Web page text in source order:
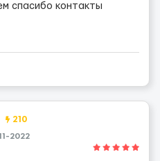
спасибо контакты
210
2022